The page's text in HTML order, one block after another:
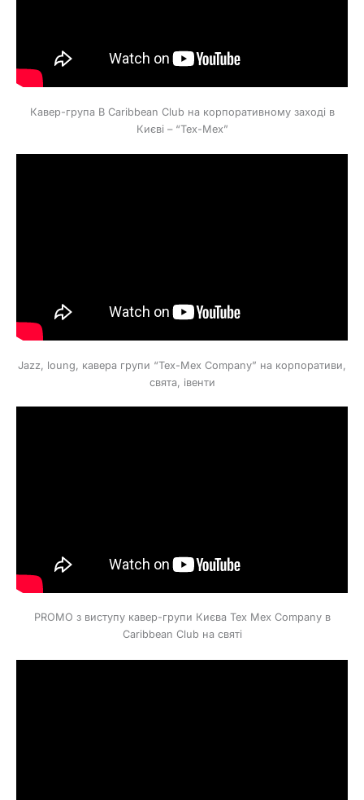
Кавер-група В Caribbean Club на корпоративному заході в
Києві – “Tex-Mex”
Jazz, loung, кавера групи “Tex-Mex Company” на корпоративи,
свята, івенти
PROMO з виступу кавер-групи Києва Tex Mex Company в
Caribbean Club на святі